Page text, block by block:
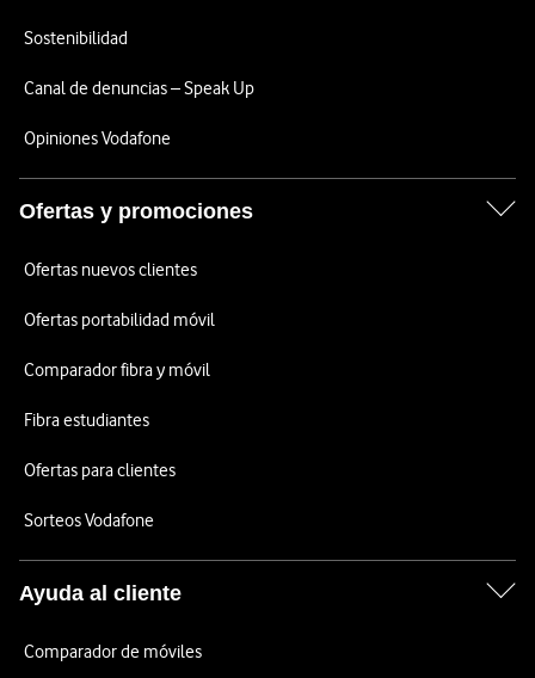
Sostenibilidad
Canal de denuncias – Speak Up
Opiniones Vodafone
Ofertas y promociones
Ofertas nuevos clientes
Ofertas portabilidad móvil
Comparador fibra y móvil
Fibra estudiantes
Ofertas para clientes
Sorteos Vodafone
Ayuda al cliente
Comparador de móviles